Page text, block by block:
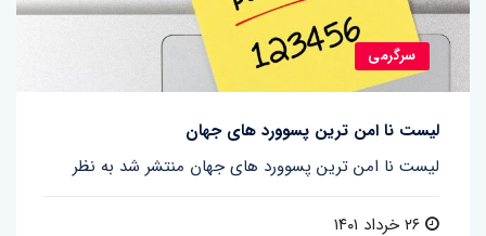
سرگرمی
لیست نا امن ترین پسوورد های جهان
لیست نا امن ترین پسوورد های جهان منتشر شد به نظر